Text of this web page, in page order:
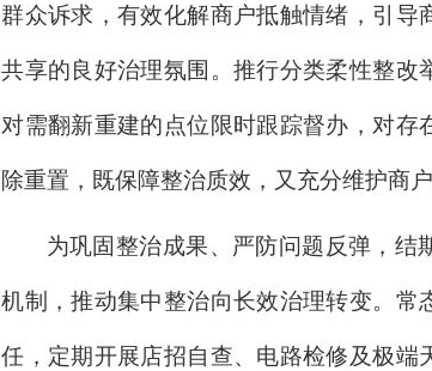
群众诉求，有效化解商户抵触情绪，引导
共享的良好治理氛围。推行分类柔性整改
对需翻新重建的点位限时跟踪督办，对存
除重置，既保障整治质效，又充分维护商
为巩固整治成果、严防问题反弹，结
机制，推动集中整治向长效治理转变。常
任，定期开展店招自查、电路检修及极端